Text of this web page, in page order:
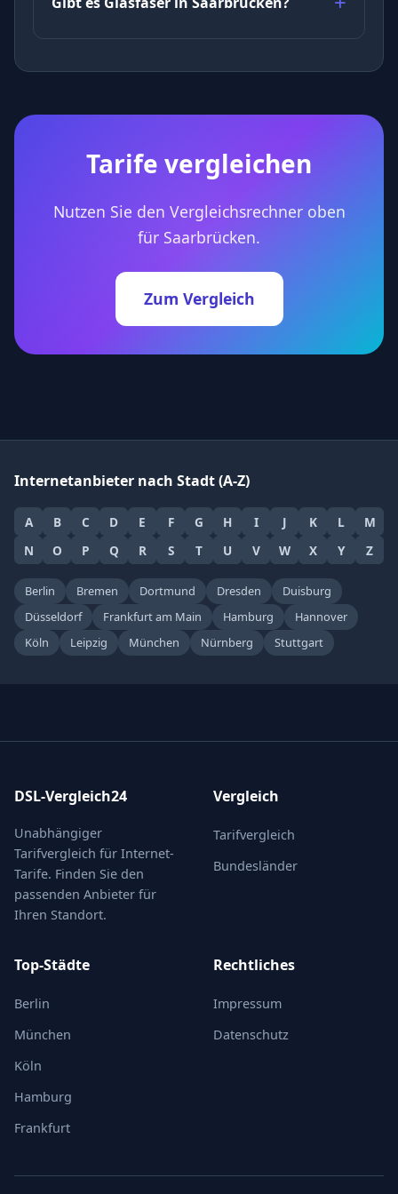
Tarife vergleichen
Nutzen Sie den Vergleichsrechner oben
für Saarbrücken.
Zum Vergleich
Internetanbieter nach Stadt (A-Z)
A B C D E F G H I J K L
M
N
O P Q R S T U V W X Y Z
Berlin Bremen Dortmund Dresden
Duisburg
Düsseldorf
Frankfurt am Main Hamburg
Hannover
Köln
Leipzig München Nürnberg Stuttgart
DSL-Vergleich24
Unabhängiger
Tarifvergleich für Internet-
Tarife. Finden Sie den
passenden Anbieter für
Ihren Standort.
Vergleich
Tarifvergleich
Bundesländer
Top-Städte
Berlin
München
Köln
Hamburg
Frankfurt
Rechtliches
Impressum
Datenschutz